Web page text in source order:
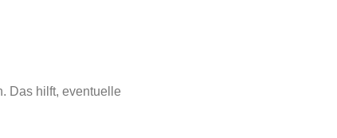
Das hilft, eventuelle